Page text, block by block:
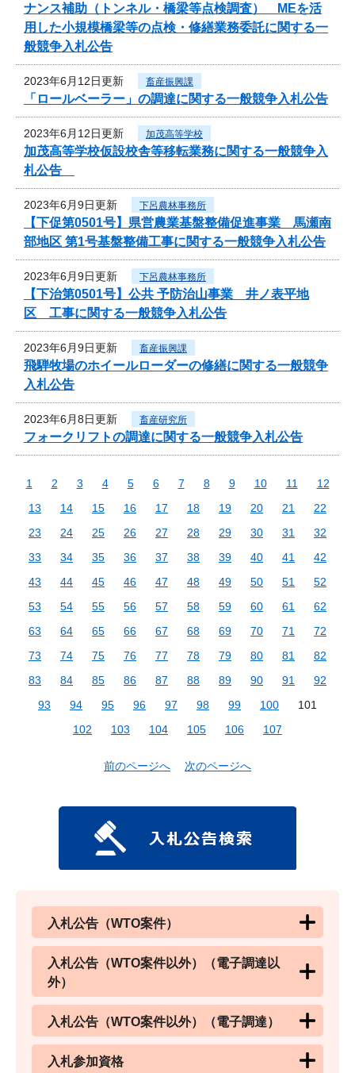
ナンス補助（トンネル・橋梁等点検調査） MEを活
用した小規模橋梁等の点検・修繕業務委託に関する一
般競争入札公告
2023年6月12日更新 畜産振興課
「ロールベーラー」の調達に関する一般競争入札公告
2023年6月12日更新 加茂高等学校
加茂高等学校仮設校舎等移転業務に関する一般競争入
札公告
2023年6月9日更新 下呂農林事務所
【下促第0501号】県営農業基盤整備促進事業 馬瀬南
部地区 第1号基盤整備工事に関する一般競争入札公告
2023年6月9日更新 下呂農林事務所
【下治第0501号】公共 予防治山事業 井ノ表平地
区 工事に関する一般競争入札公告
2023年6月9日更新 畜産振興課
飛騨牧場のホイールローダーの修繕に関する一般競争
入札公告
2023年6月8日更新 畜産研究所
フォークリフトの調達に関する一般競争入札公告
1 2 3 4 5 6 7 8 9 10 11
12
13
14 15 16 17 18 19 20 21
22
23
24 25 26 27 28 29 30 31
32
33
34 35 36 37 38 39 40 41
42
43
44 45 46 47 48 49 50 51
52
53
54 55 56 57 58 59 60 61
62
63
64 65 66 67 68 69 70 71
72
73
74 75 76 77 78 79 80 81
82
83
84 85 86 87 88 89 90 91
92
93
94 95 96 97 98 99 100
101
102
103 104 105 106 107
前のページへ 次のページへ
入札公告（WTO案件）
入札公告（WTO案件以外）（電子調達以
外）
入札公告（WTO案件以外）（電子調達）
入札参加資格